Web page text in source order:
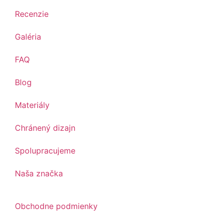
Recenzie
Galéria
FAQ
Blog
Materiály
Chránený dizajn
Spolupracujeme
Naša značka
Obchodne podmienky